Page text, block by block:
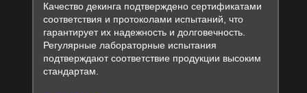
Качество декинга подтверждено сертификатами
соответствия и протоколами испытаний, что
гарантирует их надежность и долговечность.
Регулярные лабораторные испытания
подтверждают соответствие продукции высоким
стандартам.